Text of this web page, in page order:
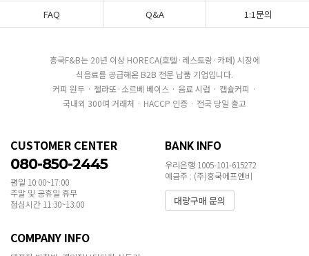
FAQ
Q&A 1:1문의
흥국F&B는 20년 이상 HORECA(호텔·레스토랑·카페) 시장에
식음료를 공급해온 B2B 전문 납품 기업입니다.
커피 원두 · 젤라또·소르베 베이스 · 음료 시럽 · 캡슐커피 ·
국내외 300여 거래처 · HACCP 인증 · 전국 당일 출고
CUSTOMER CENTER
080-850-2445
평일 10:00~17:00
주말 및 공휴일 휴무
점심시간 11:30~13:00
BANK INFO
우리은행 1005-101-615272
예금주 : (주)흥국에프엔비
대량구매 문의
COMPANY INFO